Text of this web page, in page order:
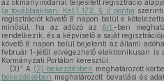
az okmányirodánál teljesített regisztráció
(a továbbiakban: Ket.) 172. § j) pontja
regisztrációt követő 8 napon belül e
minősül, ha az adózó az Art.-ben
rendelkezik, és a képviselő a saját
követő 8 napon belül bejelenti az állami
február 1-jétől elvégezhető elektronikusan is
Kormányzati Portálon keresztül.
(3)4A (2) bekezdésben meghatározott
bekezdésében meghatározott bevallási és